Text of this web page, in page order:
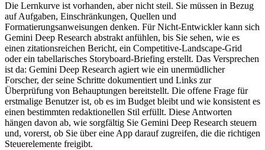
Die Lernkurve ist vorhanden, aber nicht steil. Sie müssen in Bezug
auf Aufgaben, Einschränkungen, Quellen und
Formatierungsanweisungen denken. Für Nicht-Entwickler kann sich
Gemini Deep Research abstrakt anfühlen, bis Sie sehen, wie es
einen zitationsreichen Bericht, ein Competitive-Landscape-Grid
oder ein tabellarisches Storyboard-Briefing erstellt. Das Versprechen
ist da: Gemini Deep Research agiert wie ein unermüdlicher
Forscher, der seine Schritte dokumentiert und Links zur
Überprüfung von Behauptungen bereitstellt. Die offene Frage für
erstmalige Benutzer ist, ob es im Budget bleibt und wie konsistent es
einen bestimmten redaktionellen Stil erfüllt. Diese Antworten
hängen davon ab, wie sorgfältig Sie Gemini Deep Research steuern
und, vorerst, ob Sie über eine App darauf zugreifen, die die richtigen
Steuerelemente freigibt.